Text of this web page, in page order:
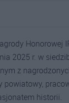
Honorowej
2025 r. w
z
powiatowy,
historii.